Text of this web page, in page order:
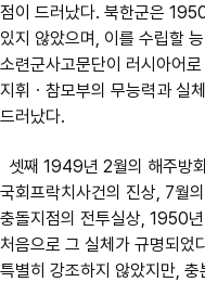
점이 드러났다. 북한군은
있지 않았으며, 이를 수립할
소련군사고문단이 러시아어
지휘ㆍ참모부의 무능력과 실
드러났다.
셋째 1949년 2월의 해주방
국회프락치사건의 진상, 7월
충돌지점의 전투실상, 1950
처음으로 그 실체가 규명되었
특별히 강조하지 않았지만,